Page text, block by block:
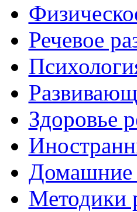
Речевое
Здоровье
Домашние
Методики